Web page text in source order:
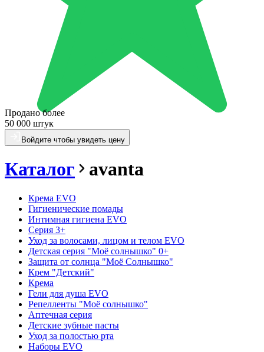
Продано более
50 000 штук
Войдите чтобы увидеть цену
Каталог avanta
Крема EVO
Гигиенические помады
Интимная гигиена EVO
Серия 3+
Уход за волосами, лицом и телом EVO
Детская серия "Моё солнышко" 0+
Защита от солнца "Моё Солнышко"
Крем "Детский"
Крема
Гели для душа EVO
Репелленты "Моё солнышко"
Аптечная серия
Детские зубные пасты
Уход за полостью рта
Наборы EVO